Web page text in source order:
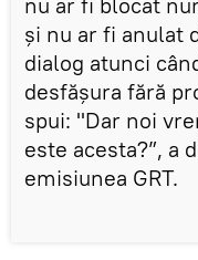
și nu ar fi anulat
dialog atunci
desfășura fără
spui: "Dar noi
este acesta?”, a
emisiunea GRT.